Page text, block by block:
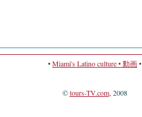
•Miami's Latino culture • 動画•
©tours-TV.com, 2008